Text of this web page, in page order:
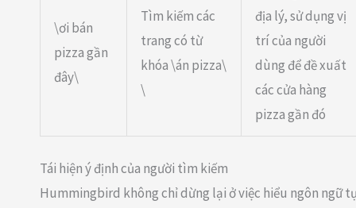
\ơi bán
pizza gần
đây\
Tìm kiếm các
trang có từ
khóa \án pizza\
\
địa lý, sử dụng vị
trí của người
dùng để đề xuất
các cửa hàng
pizza gần đó
Tái hiện ý định của người tìm kiếm
Hummingbird không chỉ dừng lại ở việc hiểu ngôn ngữ